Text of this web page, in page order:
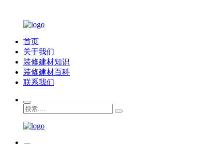
首页
关于我们
装修建材知识
装修建材百科
联系我们